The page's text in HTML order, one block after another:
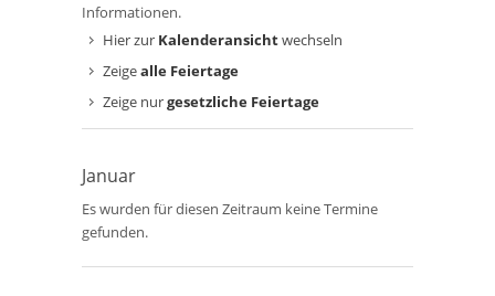
Informationen.
Hier zur Kalenderansichtwechseln
Zeigealle Feiertage
Zeige nurgesetzliche Feiertage
Januar
Es wurden für diesen Zeitraum keine Termine
gefunden.